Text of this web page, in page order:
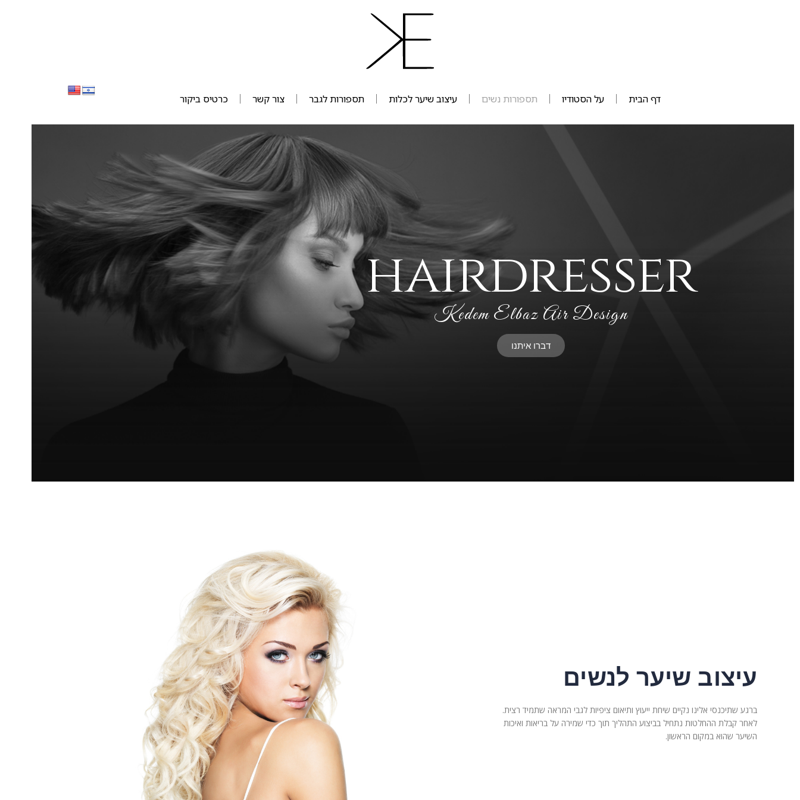
דף הבית על הסטודיו תספורות נשים עיצוב שיער לכלות תספורות לגבר צור קשר כרטיס ביקור
hairdresser
Kedem Elbaz Air Design
דברו איתנו
עיצוב שיער לנשים
ברגע שתיכנסי אלינו נקיים שיחת ייעוץ ותיאום ציפיות לגבי המראה שתמיד רצית.
לאחר קבלת ההחלטות נתחיל בביצוע התהליך תוך כדי שמירה על בריאות ואיכות
השיער שהוא במקום הראשון.